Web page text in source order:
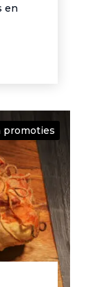
en
promoties